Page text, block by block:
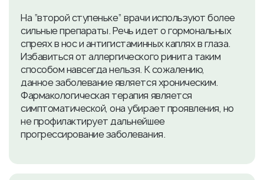
На “второй ступеньке” врачи используют более
сильные препараты. Речь идет о гормональных
спреях в нос и антигистаминных каплях в глаза.
Избавиться от аллергического ринита таким
способом навсегда нельзя. К сожалению,
данное заболевание является хроническим.
Фармакологическая терапия является
симптоматической, она убирает проявления, но
не профилактирует дальнейшее
прогрессирование заболевания.